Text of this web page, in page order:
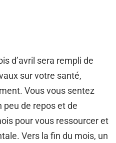
d’avril sera rempli de
sur votre santé,
Vous vous sentez
peu de repos et de
pour vous ressourcer et
Vers la fin du mois, un